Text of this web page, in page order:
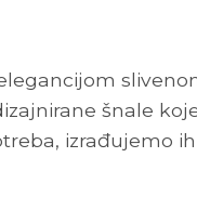
šnale
izrađujemo